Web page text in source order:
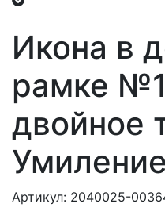
Икона в
рамке
двойное
Умиление
Артикул: 2040025-